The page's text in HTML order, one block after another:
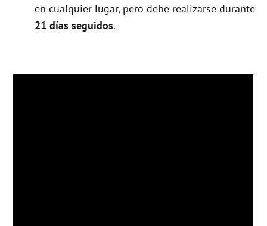
en cualquier lugar, pero debe realizarse durante
21 días seguidos.